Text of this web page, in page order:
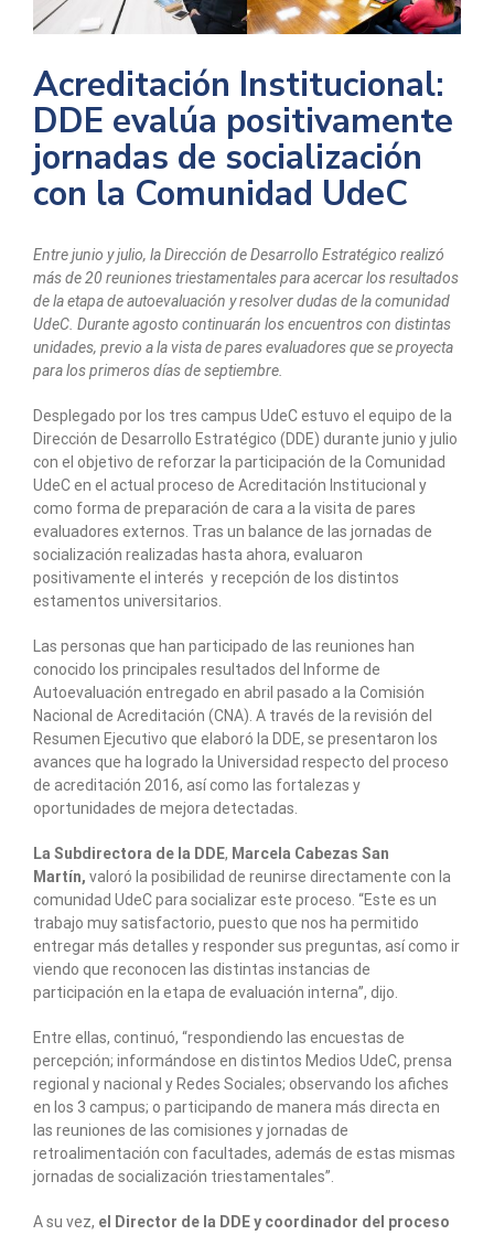
Acreditación Institucional:
DDE evalúa positivamente
jornadas de socialización
con la Comunidad UdeC
Entre junio y julio, la Dirección de Desarrollo Estratégico realizó
más de 20 reuniones triestamentales para acercar los resultados
de la etapa de autoevaluación y resolver dudas de la comunidad
UdeC. Durante agosto continuarán los encuentros con distintas
unidades, previo a la vista de pares evaluadores que se proyecta
para los primeros días de septiembre.
Desplegado por los tres campus UdeC estuvo el equipo de la
Dirección de Desarrollo Estratégico (DDE) durante junio y julio
con el objetivo de reforzar la participación de la Comunidad
UdeC en el actual proceso de Acreditación Institucional y
como forma de preparación de cara a la visita de pares
evaluadores externos. Tras un balance de las jornadas de
socialización realizadas hasta ahora, evaluaron
positivamente el interés y recepción de los distintos
estamentos universitarios.
Las personas que han participado de las reuniones han
conocido los principales resultados del Informe de
Autoevaluación entregado en abril pasado a la Comisión
Nacional de Acreditación (CNA). A través de la revisión del
Resumen Ejecutivo que elaboró la DDE, se presentaron los
avances que ha logrado la Universidad respecto del proceso
de acreditación 2016, así como las fortalezas y
oportunidades de mejora detectadas.
La Subdirectora de la DDE, Marcela Cabezas San
Martín, valoró la posibilidad de reunirse directamente con la
comunidad UdeC para socializar este proceso. “Este es un
trabajo muy satisfactorio, puesto que nos ha permitido
entregar más detalles y responder sus preguntas, así como ir
viendo que reconocen las distintas instancias de
participación en la etapa de evaluación interna”, dijo.
Entre ellas, continuó, “respondiendo las encuestas de
percepción; informándose en distintos Medios UdeC, prensa
regional y nacional y Redes Sociales; observando los afiches
en los 3 campus; o participando de manera más directa en
las reuniones de las comisiones y jornadas de
retroalimentación con facultades, además de estas mismas
jornadas de socialización triestamentales”.
A su vez, el Director de la DDE y coordinador del proceso